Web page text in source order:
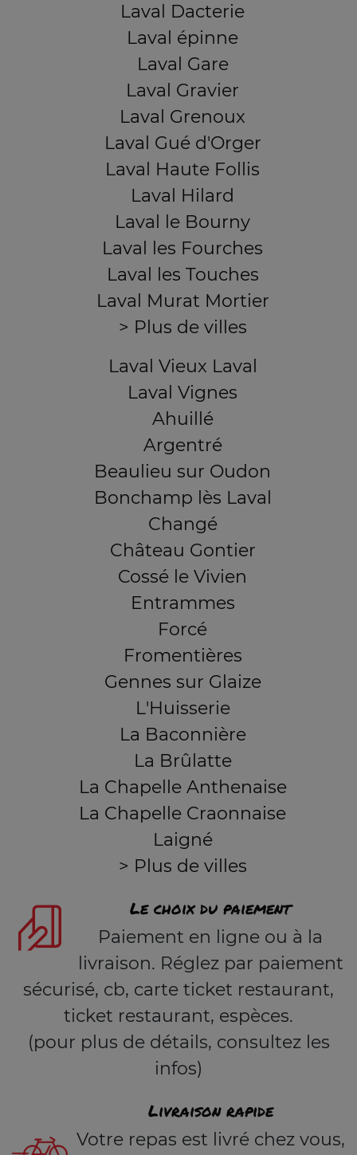
Laval Dacterie
Laval épinne
Laval Gare
Laval Gravier
Laval Grenoux
Laval Gué d'Orger
Laval Haute Follis
Laval Hilard
Laval le Bourny
Laval les Fourches
Laval les Touches
Laval Murat Mortier
> Plus de villes
Laval Vieux Laval
Laval Vignes
Ahuillé
Argentré
Beaulieu sur Oudon
Bonchamp lès Laval
Changé
Château Gontier
Cossé le Vivien
Entrammes
Forcé
Fromentières
Gennes sur Glaize
L'Huisserie
La Baconnière
La Brûlatte
La Chapelle Anthenaise
La Chapelle Craonnaise
Laigné
> Plus de villes
Le choix du paiement
Paiement en ligne ou à la
livraison. Réglez par paiement
sécurisé, cb, carte ticket restaurant,
ticket restaurant, espèces.
(pour plus de détails, consultez les
infos)
Livraison rapide
Votre repas est livré chez vous,